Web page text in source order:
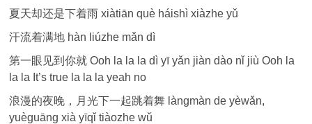
夏天却还是下着雨 xiàtiān què háishì xiàzhe yǔ
汗流着满地 hàn liúzhe mǎn dì
第一眼见到你就 Ooh la la la dì yī yǎn jiàn dào nǐ jiù Ooh la
la la It’s true la la la yeah no
浪漫的夜晚，月光下一起跳着舞 làngmàn de yèwǎn,
yuèguāng xià yīqǐ tiàozhe wǔ